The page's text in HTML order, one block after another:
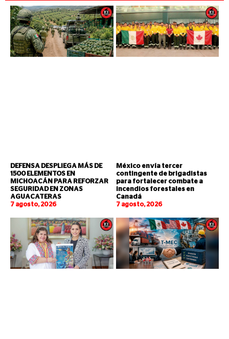
DEFENSA DESPLIEGA MÁS DE
1500 ELEMENTOS EN
MICHOACÁN PARA REFORZAR
SEGURIDAD EN ZONAS
AGUACATERAS
7 agosto, 2026
México envía tercer
contingente de brigadistas
para fortalecer combate a
incendios forestales en
Canadá
7 agosto, 2026